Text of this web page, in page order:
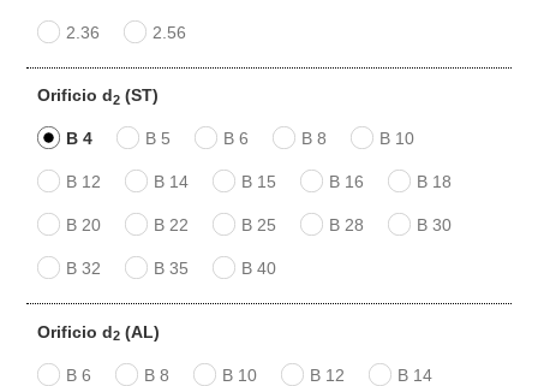
2.36 2.56
Orificio d2(ST)
B 4 B 5 B 6 B 8 B 10
B 12 B 14 B 15 B 16 B 18
B 20 B 22 B 25 B 28 B 30
B 32 B 35 B 40
Orificio d2(AL)
B 6 B 8 B 10 B 12 B 14